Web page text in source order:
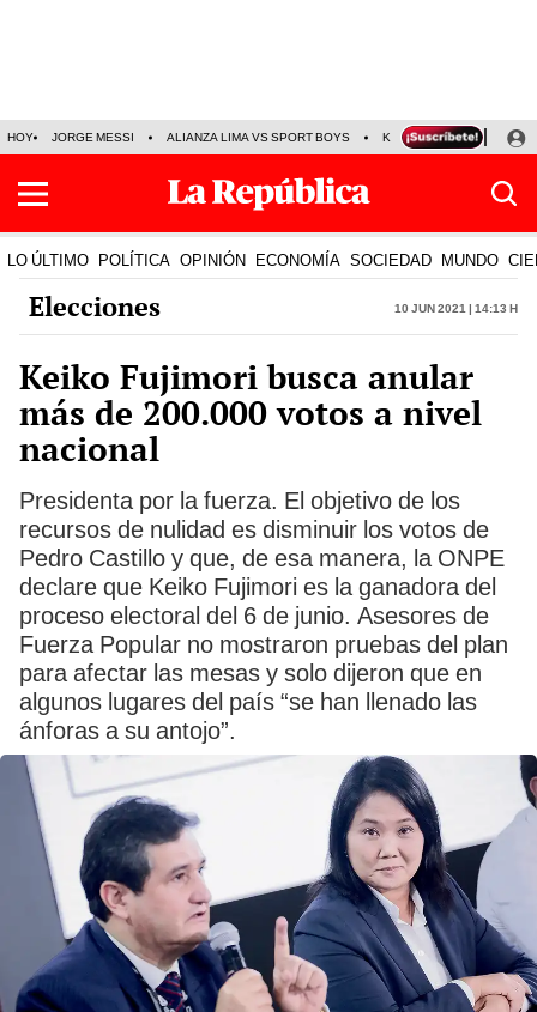
HOY JORGE MESSI ALIANZA LIMA VS SPORT BOYS KENJI FUJIMORI
LO ÚLTIMO POLÍTICA OPINIÓN ECONOMÍA SOCIEDAD MUNDO
Elecciones 10 Jun 2021 | 14:13 h
Keiko Fujimori busca anular
más de 200.000 votos a nivel
nacional
Presidenta por la fuerza. El objetivo de los
recursos de nulidad es disminuir los votos de
Pedro Castillo y que, de esa manera, la ONPE
declare que Keiko Fujimori es la ganadora del
proceso electoral del 6 de junio. Asesores de
Fuerza Popular no mostraron pruebas del plan
para afectar las mesas y solo dijeron que en
algunos lugares del país “se han llenado las
ánforas a su antojo”.